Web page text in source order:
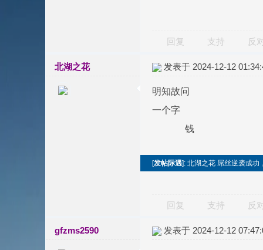
回复 支持 反
北湖之花 发表于 2024-12-12
明知故问
一个字
钱
[发帖际遇]: 北湖之花 屌丝逆袭成功
回复 支持 反
gfzms2590 发表于 2024-12-12